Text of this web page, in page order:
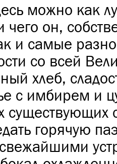
можно как
чего он,
и самые
со всей
хлеб,
с имбирем и
существующих
горячую